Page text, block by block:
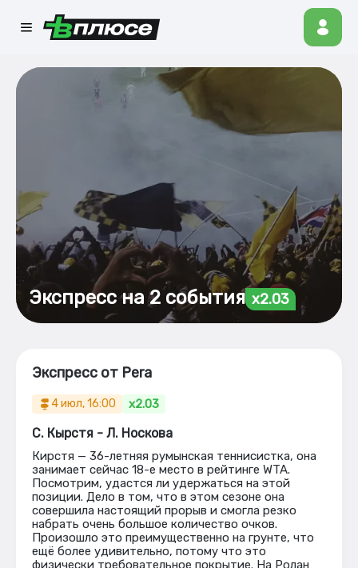
Экспресс на 2 события x2.03
Экспресс от Pera
4 июл, 16:00 x2.03
С. Кырстя - Л. Носкова
Кирстя — 36-летняя румынская теннисистка, она
занимает сейчас 18-е место в рейтинге WTA.
Посмотрим, удастся ли удержаться на этой
позиции. Дело в том, что в этом сезоне она
совершила настоящий прорыв и смогла резко
набрать очень большое количество очков.
Произошло это преимущественно на грунте, что
ещё более удивительно, потому что это
физически требовательное покрытие. На Ролан